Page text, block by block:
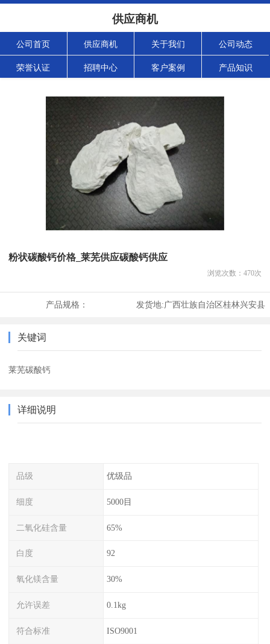
供应商机
公司首页 供应商机 关于我们 公司动态
荣誉认证 招聘中心 客户案例 产品知识
粉状碳酸钙价格_莱芜供应碳酸钙供应
浏览次数： 470次
产品规格： 发货地:广西壮族自治区桂林兴安县
关键词
莱芜碳酸钙
详细说明
品级 优级品
细度 5000目
二氧化硅含量 65%
白度 92
氧化镁含量 30%
允许误差 0.1kg
符合标准 ISO9001